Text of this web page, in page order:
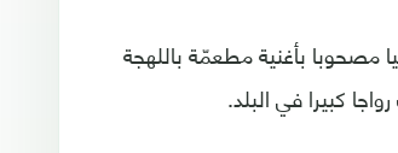
مصحوبا بأغنية مطعمّة باللهجة
كبيرا في البلد.